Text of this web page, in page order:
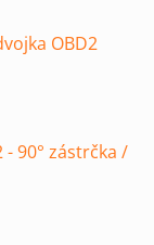
OBD2
90° zástrčka /